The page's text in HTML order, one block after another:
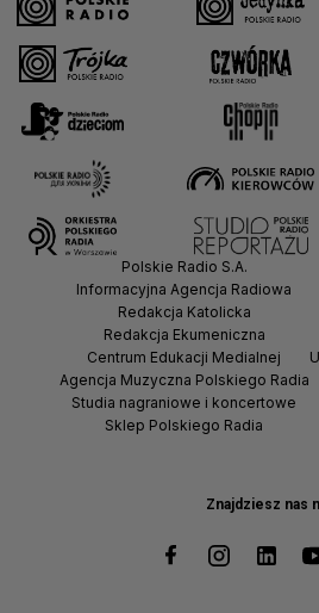
Znajdziesz nas
Polskie Radio S.A.
Informacyjna Agencja Radiowa
Redakcja Katolicka
Redakcja Ekumeniczna
Centrum Edukacji Medialnej
Agencja Muzyczna Polskiego Radia
Studia nagraniowe i koncertowe
Sklep Polskiego Radia